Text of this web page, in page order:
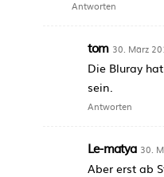
Antworten
tom 30. März
Die Bluray
sein.
Antworten
Le-matya 30.
Aber erst ab